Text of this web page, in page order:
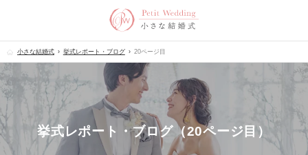
小さな結婚式 挙式レポート・ブログ 20ページ目
挙式レポート・ブログ（20ページ目）